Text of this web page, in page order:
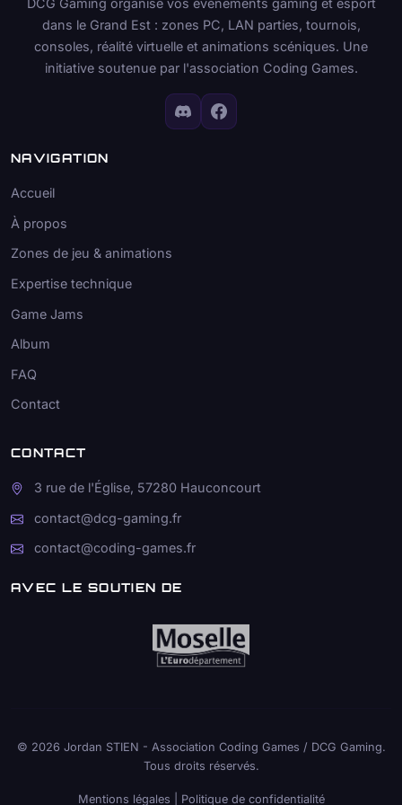
DCG Gaming organise vos événements gaming et esport
dans le Grand Est : zones PC, LAN parties, tournois,
consoles, réalité virtuelle et animations scéniques. Une
initiative soutenue par l'association Coding Games.
NAVIGATION
Accueil
À propos
Zones de jeu & animations
Expertise technique
Game Jams
Album
FAQ
Contact
CONTACT
3 rue de l'Église, 57280 Hauconcourt
contact@dcg-gaming.fr
contact@coding-games.fr
AVEC LE SOUTIEN DE
© 2026 Jordan STIEN - Association Coding Games / DCG Gaming.
Tous droits réservés.
Mentions légales Politique de confidentialité